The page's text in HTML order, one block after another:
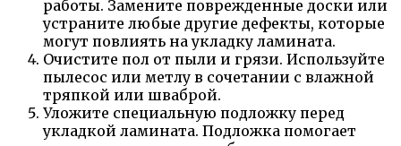
работы. Замените поврежденные доски или
устраните любые другие дефекты, которые
могут повлиять на укладку ламината.
Очистите пол от пыли и грязи. Используйте
пылесос или метлу в сочетании с влажной
тряпкой или шваброй.
Уложите специальную подложку перед
укладкой ламината. Подложка помогает